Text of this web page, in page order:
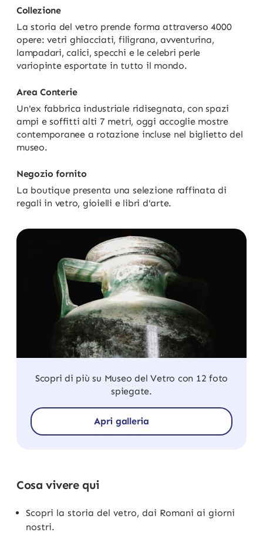
Collezione
La storia del vetro prende forma attraverso 4000
opere: vetri ghiacciati, filigrana, avventurina,
lampadari, calici, specchi e le celebri perle
variopinte esportate in tutto il mondo.
Area Conterie
Un'ex fabbrica industriale ridisegnata, con spazi
ampi e soffitti alti 7 metri, oggi accoglie mostre
contemporanee a rotazione incluse nel biglietto del
museo.
Negozio fornito
La boutique presenta una selezione raffinata di
regali in vetro, gioielli e libri d'arte.
Scopri di più su Museo del Vetro con 12 foto
spiegate.
Apri galleria
Cosa vivere qui
Scopri la storia del vetro, dai Romani ai giorni
nostri.